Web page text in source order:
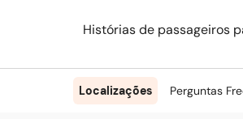
Localizações Perguntas
Histórias de passageiros